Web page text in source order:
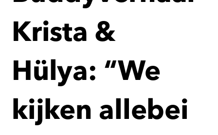
Krista &
Hülya: “We
kijken allebei